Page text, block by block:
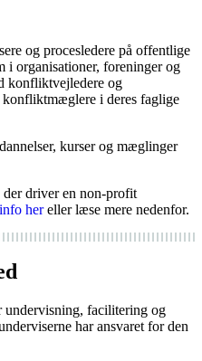
og procesledere på offentlige
i organisationer, foreninger og
konfliktvejledere og
i deres faglige
kurser og mæglinger
driver en non-profit
hereller læse mere nedenfor.
undervisning, facilitering og
har ansvaret for den